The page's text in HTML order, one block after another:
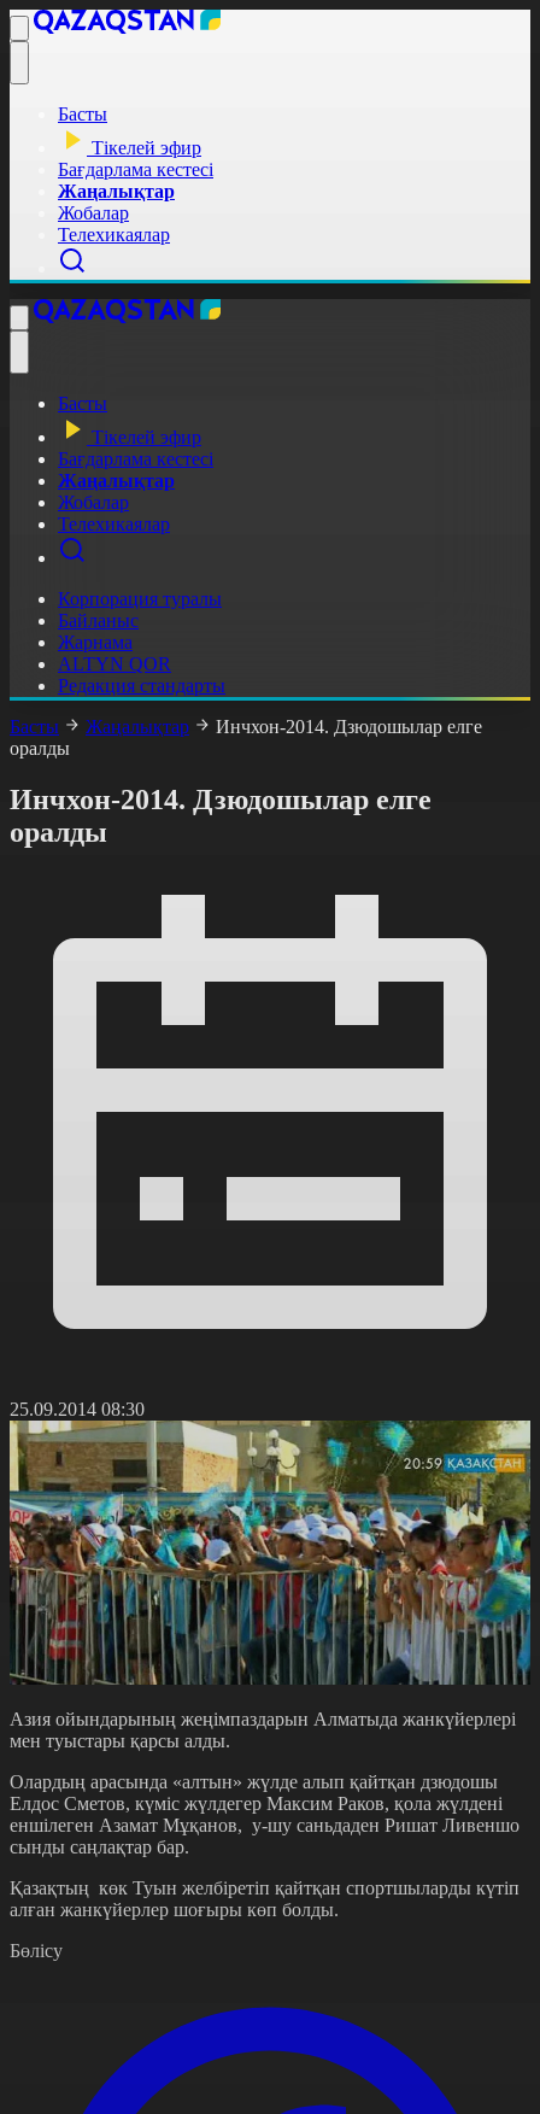
Басты
Тікелей эфир
Бағдарлама кестесі
Жаңалықтар
Жобалар
Телехикаялар
Басты
Тікелей эфир
Бағдарлама кестесі
Жаңалықтар
Жобалар
Телехикаялар
Корпорация туралы
Байланыс
Жарнама
ALTYN QOR
Редакция стандарты
Басты
Жаңалықтар
Инчхон-2014. Дзюдошылар елге
оралды
Инчхон-2014. Дзюдошылар елге
оралды
25.09.2014 08:30
Азия ойындарының жеңімпаздарын Алматыда жанкүйерлері
мен туыстары қарсы алды.
Олардың арасында «алтын» жүлде алып қайтқан дзюдошы
Елдос Сметов, күміс жүлдегер Максим Раков, қола жүлдені
еншілеген Азамат Мұқанов, у-шу саньдаден Ришат Ливеншо
сынды саңлақтар бар.
Қазақтың көк Туын желбіретіп қайтқан спортшыларды күтіп
алған жанкүйерлер шоғыры көп болды.
Бөлісу